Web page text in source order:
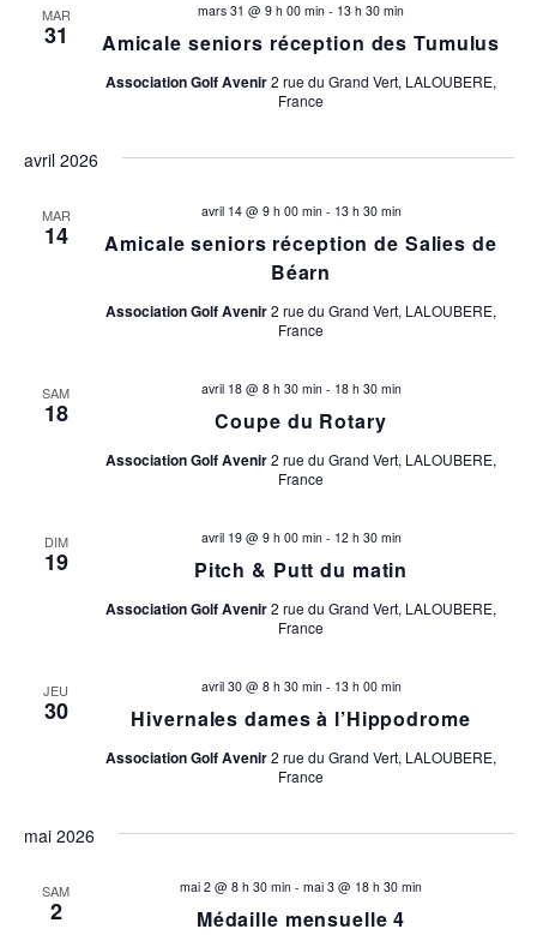
r
c
s
o
v
è
e
e
t
MAR
31 Amicale seniors réception des Tumulus
mars 31 @ 9 h 00 min - 13 h 30 min
Association Golf Avenir2 rue du Grand Vert, LALOUBERE,
France
avril 2026
MAR
14
Amicale seniors réception de Salies de
Béarn
avril 14 @ 9 h 00 min- 13 h 30 min
Association Golf Avenir2 rue du Grand Vert, LALOUBERE,
France
SAM
18 Coupe du Rotary
avril 18 @ 8 h 30 min- 18 h 30 min
Association Golf Avenir2 rue du Grand Vert, LALOUBERE,
France
DIM
19 Pitch & Putt du matin
avril 19 @ 9 h 00 min- 12 h 30 min
Association Golf Avenir2 rue du Grand Vert, LALOUBERE,
France
JEU
30 Hivernales dames à l’Hippodrome
avril 30 @ 8 h 30 min- 13 h 00 min
Association Golf Avenir2 rue du Grand Vert, LALOUBERE,
France
mai 2026
SAM
2 Médaille mensuelle 4
mai 2 @ 8 h 30 min - mai 3 @ 18 h 30 min